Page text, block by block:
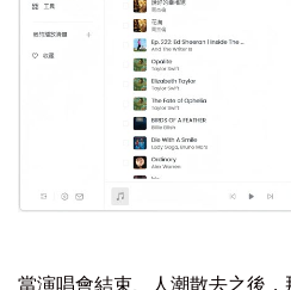
當演唱會結束、人潮散去之後